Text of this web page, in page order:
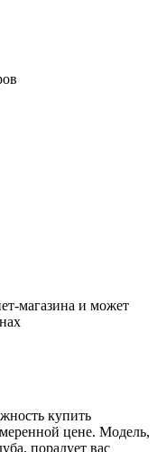
магазина и может
купить
цене. Модель,
порадует вас